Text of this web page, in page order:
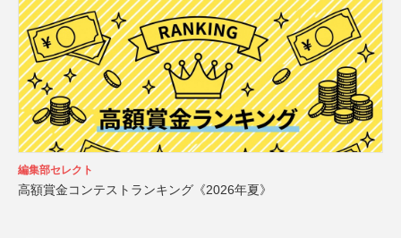
編集部セレクト
高額賞金コンテストランキング《2026年夏》